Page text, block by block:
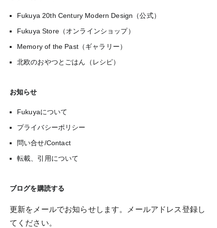
Fukuya 20th Century Modern Design（公式）
Fukuya Store（オンラインショップ）
Memory of the Past（ギャラリー）
北欧のおやつとごはん（レシピ）
お知らせ
Fukuyaについて
プライバシーポリシー
問い合せ/Contact
転載、引用について
ブログを購読する
更新をメールでお知らせします。メールアドレス登録し
てください。